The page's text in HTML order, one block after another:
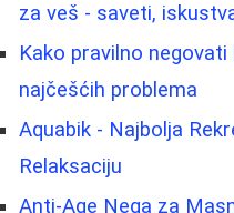
za veš - saveti,
Kako pravilno
najčešćih problema
Aquabik - Najbolja
Relaksaciju
Anti-Age Nega za